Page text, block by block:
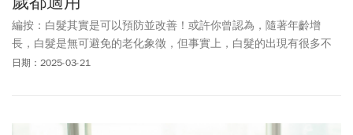
編按：白髮其實是可以預防並改善！或許你曾認為，隨著年齡增
長，白髮是無可避免的老化象徵，但事實上，白髮的出現有很多不
為人知的成因，像是壓力、營養不良、血液循環不良等，本書由日
日期：2025-03-21